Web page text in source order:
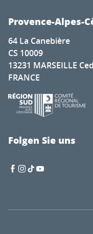
Provence-Alpes-
64 La Canebière
CS 10009
13231 MARSEILLE
FRANCE
Folgen Sie uns